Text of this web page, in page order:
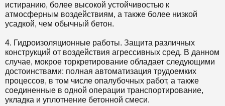
истиранию, более высокой устойчивостью к
атмосферным воздействиям, а также более низкой
усадкой, чем обычный бетон.
4. Гидроизоляционные работы. Защита различных
конструкций от воздействия агрессивных сред. В данном
случае, мокрое торкретирование обладает следующими
достоинствами: полная автоматизация трудоемких
процессов, в том числе опалубочных работ, а также
соединенные в одной операции транспортирование,
укладка и уплотнение бетонной смеси.